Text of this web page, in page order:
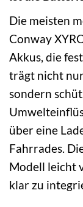
Die meisten
Conway
Akkus, die
trägt nicht
sondern
über eine
Fahrrades.
Modell leicht
klar zu